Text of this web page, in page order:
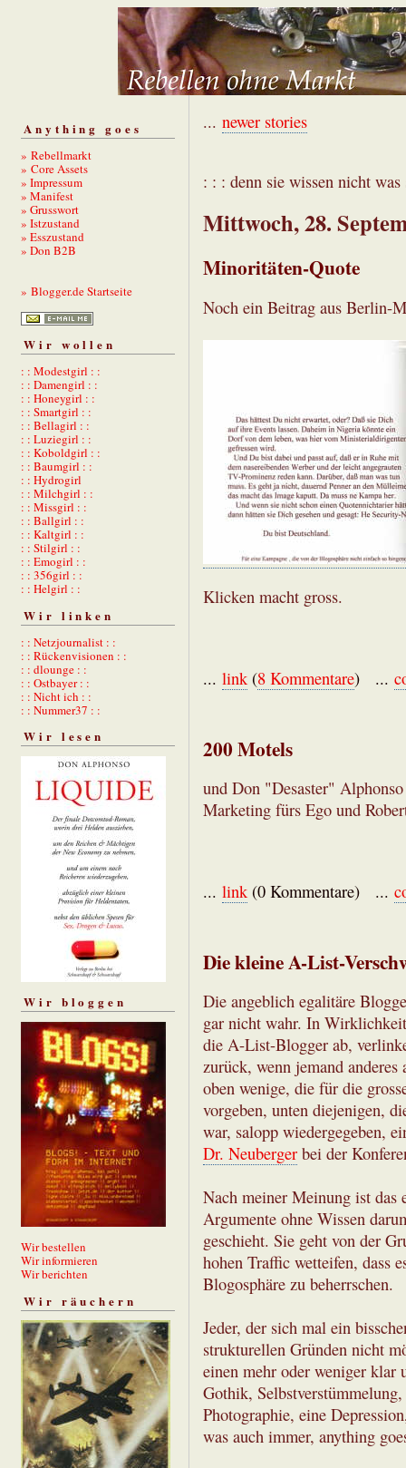
Anything goes
» Rebellmarkt
» Core Assets
» Impressum
» Manifest
» Grusswort
» Istzustand
» Esszustand
» Don B2B
» Blogger.de Startseite
Wir wollen
: : Modestgirl : :
: : Damengirl : :
: : Honeygirl : :
: : Smartgirl : :
: : Bellagirl : :
: : Luziegirl : :
: : Koboldgirl : :
: : Baumgirl : :
: : Hydrogirl
: : Milchgirl : :
: : Missgirl : :
: : Ballgirl : :
: : Kaltgirl : :
: : Stilgirl : :
: : Emogirl : :
: : 356girl : :
: : Helgirl : :
Wir linken
: : Netzjournalist : :
: : Rückenvisionen : :
: : dlounge : :
: : Ostbayer : :
: : Nicht ich : :
: : Nummer37 : :
Wir lesen
Wir bloggen
Wir bestellen
Wir informieren
Wir berichten
Wir räuchern
... newer stories
: : : denn sie wissen nicht
Mittwoch, 28.
Minoritäten-Quote
Noch ein Beitrag aus Berlin-
Klicken macht gross.
... link (8 Kommentare) ...
200 Motels
und Don "Desaster"
Marketing fürs Ego und
... link(0 Kommentare) ...
Die kleine A-List-
Die angeblich egalitäre
gar nicht wahr. In
die A-List-Blogger ab,
zurück, wenn jemand
oben wenige, die für die
vorgeben, unten diejenigen,
war, salopp wiedergegeben,
Dr. Neuberger bei der
Nach meiner Meinung ist das
Argumente ohne Wissen
geschieht. Sie geht von der
hohen Traffic wetteifen, dass
Blogosphäre zu beherrschen.
Jeder, der sich mal ein
strukturellen Gründen nicht
einen mehr oder weniger
Gothik,
Photographie, eine
was auch immer, anything